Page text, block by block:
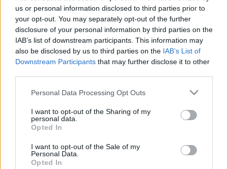
us or personal information disclosed to third parties prior to
your opt-out. You may separately opt-out of the further
disclosure of your personal information by third parties on the
IAB’s list of downstream participants. This information may
also be disclosed by us to third parties on the IAB’s List of
Downstream Participants that may further disclose it to other
Please note that this website/app uses one or more Google
not limited to your visit or usage behaviour. You may click to
grant or deny consent to Google and its third-party tags to
use your data for below specified purposes in below Google
consent section.
Personal Data Processing Opt Outs
I want to opt-out of the Sharing of my
personal data.
Opted In
I want to opt-out of the Sale of my
Personal Data.
Opted In
Utóbbiban feltűnőbbek a hangszerelési
hangulatfokozás. A refrén sem abból áll, hogy pár
hangot, kórus támogatással kitart Björn Strid